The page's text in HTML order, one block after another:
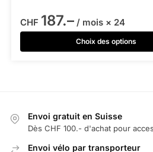
CHF 187.–/ mois × 24
Choix des options
Envoi gratuit en Suisse
Dès CHF 100.- d'achat pour
Envoi vélo par transporteur